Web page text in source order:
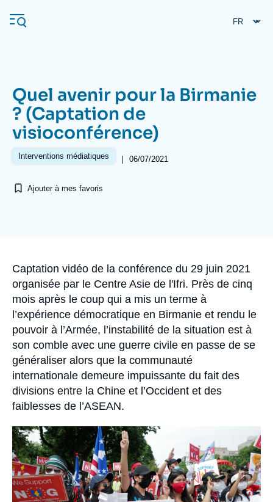
au
contenu
Navigation
principale
L'Ifri
Se connecter
Nous soutenir
À propos de l'Ifri
Quel avenir pour la Birmanie
? (Captation de
visioconférence)
Interventions médiatiques | 06/07/2021
Ajouter à mes favoris
Accroche
Captation vidéo de la conférence du 29 juin 2021
organisée par le Centre Asie de l'Ifri. Près de cinq
mois après le coup qui a mis un terme à
l’expérience démocratique en Birmanie et rendu le
pouvoir à l’Armée, l’instabilité de la situation est à
son comble avec une guerre civile en passe de se
généraliser alors que la communauté
internationale demeure impuissante du fait des
divisions entre la Chine et l’Occident et des
faiblesses de l’ASEAN.
Image
principale
médiatique